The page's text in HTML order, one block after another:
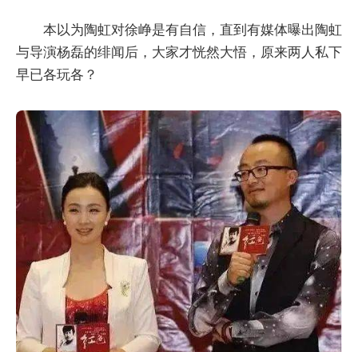
本以为陶虹对徐峥是有自信，直到有媒体曝出陶虹
与导演杨磊的绯闻后，大家才恍然大悟，原来两人私下
早已各玩各？